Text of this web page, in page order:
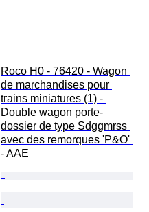
Roco H0 - 76420 - Wagon
de marchandises pour
trains miniatures (1) -
Double wagon porte-
dossier de type Sdggmrss
avec des remorques 'P&O'
- AAE